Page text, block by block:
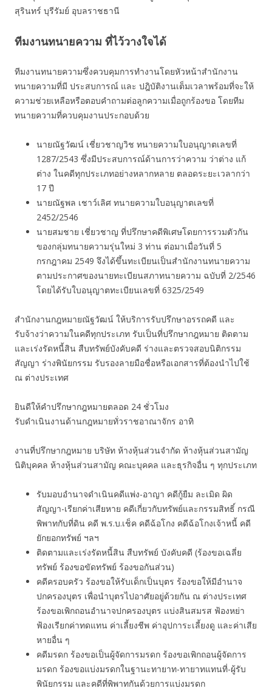
สุรินทร์ บุรีรัมย์ อุบลราชธานี
ทีมงานทนายความ ที่ไว้วางใจได้
ทีมงานทนายความซึ่งควบคุมการทำงานโดยหัวหน้าสำนักงาน
ทนายความที่มี ประสบการณ์ และ ปฎิบัติงานเต็มเวลาพร้อมที่จะให้
ความช่วยเหลือหรือตอบคำถามต่อลูกความเมื่อถูกร้องขอ โดยทีม
ทนายความที่ควบคุมงานประกอบด้วย
นายณัฐวัฒน์ เชี่ยวชาญวิช ทนายความใบอนุญาตเลขที่
1287/2543 ซึ่งมีประสบการณ์ด้านการว่าความ ว่าต่าง แก้
ต่าง ในคดีทุกประเภทอย่างหลากหลาย ตลอดระยะเวลากว่า
17 ปี
นายณัฐพล เชาว์เลิศ ทนายความใบอนุญาตเลขที่
2452/2546
นายสมชาย เชี่ยวชาญ ที่ปรึกษาคดีพิเศษโดยการรวมตัวกัน
ของกลุ่มทนายความรุ่นใหม่ 3 ท่าน ต่อมาเมื่อวันที่ 5
กรกฎาคม 2549 จึงได้ขึ้นทะเบียนเป็นสำนักงานทนายความ
ตามประกาศของนายทะเบียนสภาทนายความ ฉบับที่ 2/2546
โดยได้รับใบอนุญาตทะเบียนเลขที่ 6325/2549
สำนักงานกฎหมายณัฐวัฒน์ ให้บริการรับปรึกษาอรรถคดี และ
รับจ้างว่าความในคดีทุกประเภท รับเป็นที่ปรึกษากฎหมาย ติดตาม
และเร่งรัดหนี้สิน สืบทรัพย์บังคับคดี ร่างและตรวจสอบนิติกรรม
สัญญา ร่างพินัยกรรม รับรองลายมือชื่อหรือเอกสารที่ต้องนำไปใช้
ณ ต่างประเทศ
ยินดีให้คำปรึกษากฎหมายตลอด 24 ชั่วโมง
รับดำเนินงานด้านกฎหมายทั่วราชอาณาจักร อาทิ
งานที่ปรึกษากฎหมาย บริษัท ห้างหุ้นส่วนจำกัด ห้างหุ้นส่วนสามัญ
นิติบุคคล ห้างหุ้นส่วนสามัญ คณะบุคคล และธุรกิจอื่น ๆ ทุกประเภท
รับมอบอำนาจดำเนินคดีแพ่ง-อาญา คดีกู้ยืม ละเมิด ผิด
สัญญา-เรียกค่าเสียหาย คดีเกี่ยวกับทรัพย์และกรรมสิทธิ์ กรณี
พิพาทกับที่ดิน คดี พ.ร.บ.เช็ค คดีฉ้อโกง คดีฉ้อโกงเจ้าหนี้ คดี
ยักยอกทรัพย์ ฯลฯ
ติดตามและเร่งรัดหนี้สิน สืบทรัพย์ บังคับคดี (ร้องขอเฉลี่ย
ทรัพย์ ร้องขอขัดทรัพย์ ร้องขอกันส่วน)
คดีครอบครัว ร้องขอให้รับเด็กเป็นบุตร ร้องขอให้มีอำนาจ
ปกครองบุตร เพื่อนำบุตรไปอาศัยอยู่ด้วยกัน ณ ต่างประเทศ
ร้องขอเพิกถอนอำนาจปกครองบุตร แบ่งสินสมรส ฟ้องหย่า
ฟ้องเรียกค่าทดแทน ค่าเลี้ยงชีพ ค่าอุปการะเลี้ยงดู และค่าเสีย
หายอื่น ๆ
คดีมรดก ร้องขอเป็นผู้จัดการมรดก ร้องขอเพิกถอนผู้จัดการ
มรดก ร้องขอแบ่งมรดกในฐานะทายาท-ทายาทแทนที่-ผู้รับ
พินัยกรรม และคดีที่พิพาทกันด้วยการแบ่งมรดก